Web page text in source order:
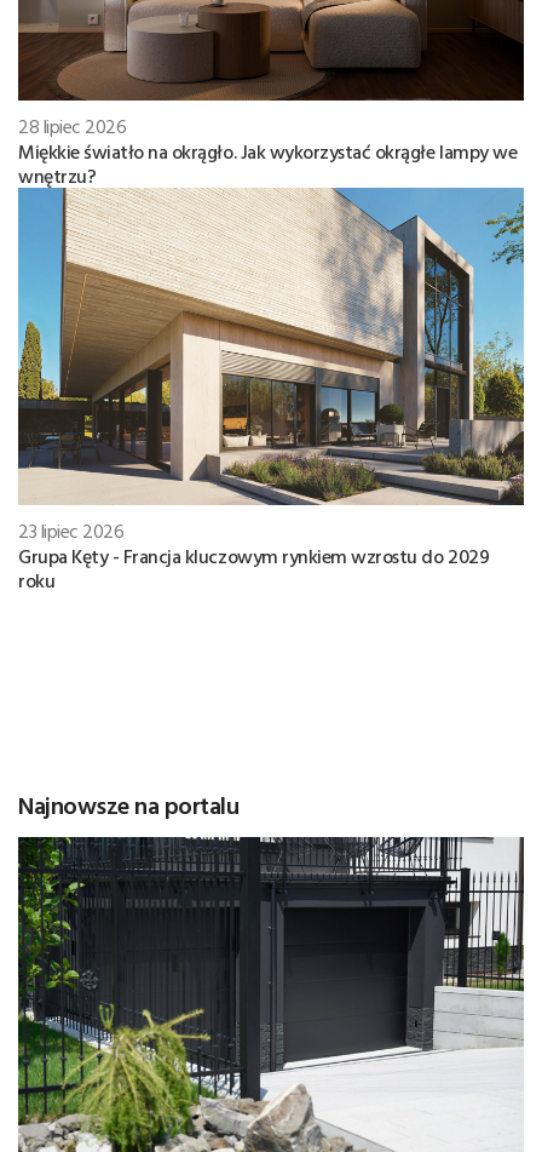
28 lipiec 2026
Miękkie światło na okrągło. Jak wykorzystać okrągłe lampy we
wnętrzu?
23 lipiec 2026
Grupa Kęty - Francja kluczowym rynkiem wzrostu do 2029
roku
Najnowsze na portalu